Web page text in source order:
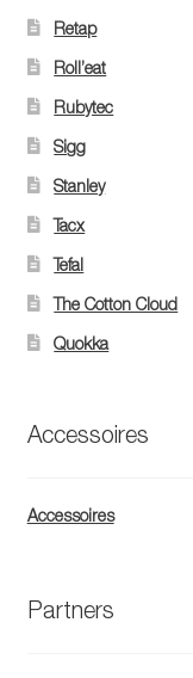
Retap
Roll’eat
Rubytec
Sigg
Stanley
Tacx
Tefal
The Cotton Cloud
Quokka
Accessoires
Accessoires
Partners